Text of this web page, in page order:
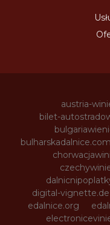
austria-
bilet-
bulharskadalnice.com
digital-vignette.de
edalnice.org